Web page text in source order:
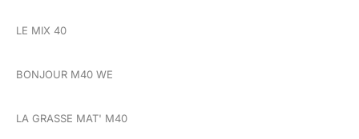
LE MIX 40
BONJOUR M40 WE
LA GRASSE MAT' M40